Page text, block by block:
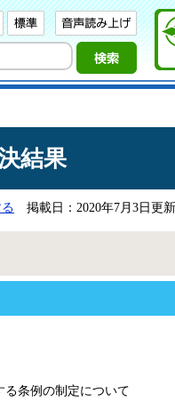
結果
掲載日：2020年7月3日更
条例の制定について